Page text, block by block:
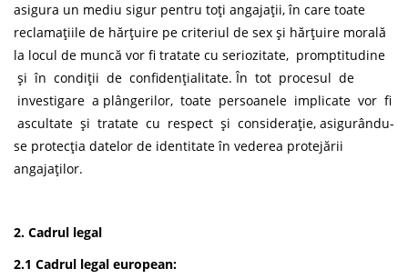
asigura un mediu sigur pentru toți angajații, în care toate
reclamațiile de hărțuire pe criteriul de sex și hărțuire morală
la locul de muncă vor fi tratate cu seriozitate, promptitudine
și în condiții de confidențialitate. În tot procesul de
investigare a plângerilor, toate persoanele implicate vor fi
ascultate și tratate cu respect și considerație, asigurându-
se protecția datelor de identitate în vederea protejării
angajaților.
2. Cadrul legal
2.1 Cadrul legal european: